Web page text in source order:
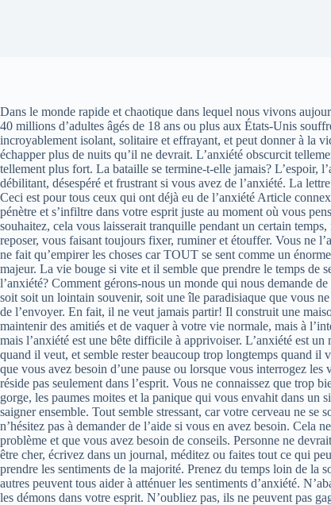
Dans le monde rapide et chaotique dans lequel nous vivons
40 millions d’adultes âgés de 18 ans ou plus aux États-Unis
incroyablement isolant, solitaire et effrayant, et peut donner à la
échapper plus de nuits qu’il ne devrait. L’anxiété obscurcit
tellement plus fort. La bataille se termine-t-elle jamais? L’espoir,
débilitant, désespéré et frustrant si vous avez de l’anxiété. La
Ceci est pour tous ceux qui ont déjà eu de l’anxiété Article
pénètre et s’infiltre dans votre esprit juste au moment où vous
souhaitez, cela vous laisserait tranquille pendant un certain
reposer, vous faisant toujours fixer, ruminer et étouffer. Vous ne
ne fait qu’empirer les choses car TOUT se sent comme un
majeur. La vie bouge si vite et il semble que prendre le temps de
l’anxiété? Comment gérons-nous un monde qui nous demande
soit soit un lointain souvenir, soit une île paradisiaque que vous
de l’envoyer. En fait, il ne veut jamais partir! Il construit une
maintenir des amitiés et de vaquer à votre vie normale, mais à
mais l’anxiété est une bête difficile à apprivoiser. L’anxiété est
quand il veut, et semble rester beaucoup trop longtemps quand il
que vous avez besoin d’une pause ou lorsque vous interrogez
réside pas seulement dans l’esprit. Vous ne connaissez que trop
gorge, les paumes moites et la panique qui vous envahit dans un
saigner ensemble. Tout semble stressant, car votre cerveau ne
n’hésitez pas à demander de l’aide si vous en avez besoin. Cela
problème et que vous avez besoin de conseils. Personne ne
être cher, écrivez dans un journal, méditez ou faites tout ce qui
prendre les sentiments de la majorité. Prenez du temps loin de la
autres peuvent tous aider à atténuer les sentiments d’anxiété.
les démons dans votre esprit. N’oubliez pas, ils ne peuvent pas